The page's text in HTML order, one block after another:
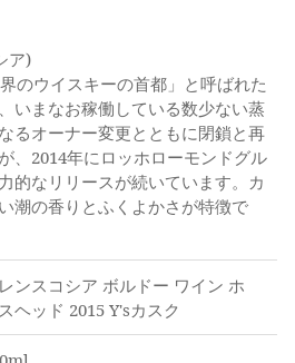
ア)
のウイスキーの首都」と呼ばれた
いまなお稼働している数少ない蒸
るオーナー変更とともに閉鎖と再
、2014年にロッホローモンドグル
的なリリースが続いています。カ
潮の香りとふくよかさが特徴で
ンスコシア ボルドー ワイン ホ
ヘッド 2015 Y'sカスク